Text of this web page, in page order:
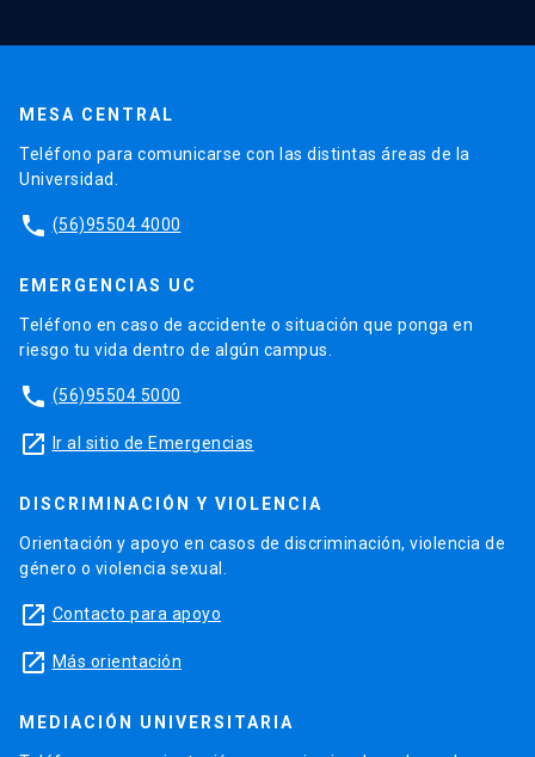
MESA CENTRAL
Teléfono para comunicarse con las distintas áreas de la
Universidad.
phone (56)95504 4000
EMERGENCIAS UC
Teléfono en caso de accidente o situación que ponga en
riesgo tu vida dentro de algún campus.
phone (56)95504 5000
launch Ir al sitio de Emergencias
DISCRIMINACIÓN Y VIOLENCIA
Orientación y apoyo en casos de discriminación, violencia de
género o violencia sexual.
launch Contacto para apoyo
launch Más orientación
MEDIACIÓN UNIVERSITARIA